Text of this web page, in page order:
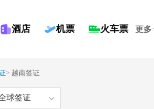
酒店 机票 火车票 更多
> 越南签证
球签证